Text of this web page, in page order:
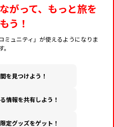
がって、もっと旅を
う！
ミュニティ」が使えるようになりま
。
を見つけよう！
情報を共有しよう！
定グッズをゲット！